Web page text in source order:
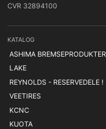
CVR 32894100
KATALOG
ASHIMA BREMSEPRODUKTER
LAKE
REYNOLDS - RESERVEDELE !
VEETIRES
KCNC
KUOTA